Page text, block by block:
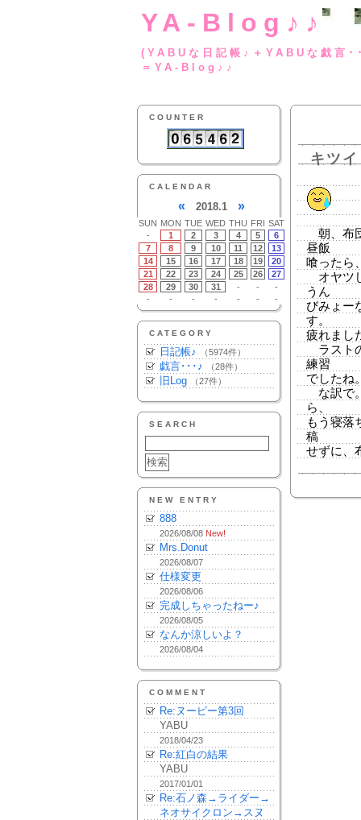
YA-Blog♪♪
(YABUな日記帳♪
＝YA-Blog♪♪
COUNTER
CALENDAR
« 2018.1 »
SUN MON TUE WED THU FRI SAT
-
1 2 3 4 5
6
7
8 9 10 11 12
13
14
15 16 17 18 19
20
21
22 23 24 25 26
27
28
29 30 31 - -
-
-
- - - - - -
CATEGORY
日記帳♪ （5974件）
戯言･･･♪ （28件）
旧Log （27件）
SEARCH
NEW ENTRY
888
2026/08/08 New!
Mrs.Donut
2026/08/07
仕様変更
2026/08/06
完成しちゃったねー♪
2026/08/05
なんか涼しいよ？
2026/08/04
COMMENT
Re:ヌーピー第3回
YABU
2018/04/23
Re:紅白の結果
YABU
2017/01/01
Re:石ノ森→ライダー→
ネオサイクロン→スヌ
キツイ
朝、布
昼飯
喰ったら
オヤツ
うん
びみょー
す。
疲れまし
ラスト
練習
でしたね
な訳で
ら、
もう寝落
稿
せずに、